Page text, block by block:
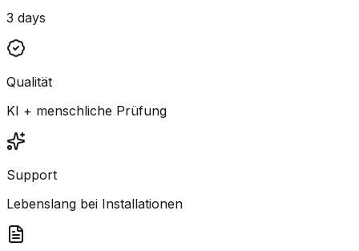
3 days
Qualität
KI + menschliche Prüfung
Support
Lebenslang bei Installationen